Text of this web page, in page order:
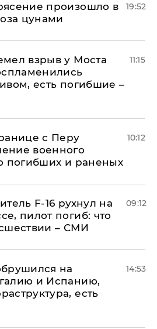
произошло в
цунами
19:52
взрыв у Моста
есть погибшие –
11:15
с Перу
военного
погибших и раненых
10:12
F-16 рухнул на
пилот погиб: что
– СМИ
09:12
на
и Испанию,
есть
14:53